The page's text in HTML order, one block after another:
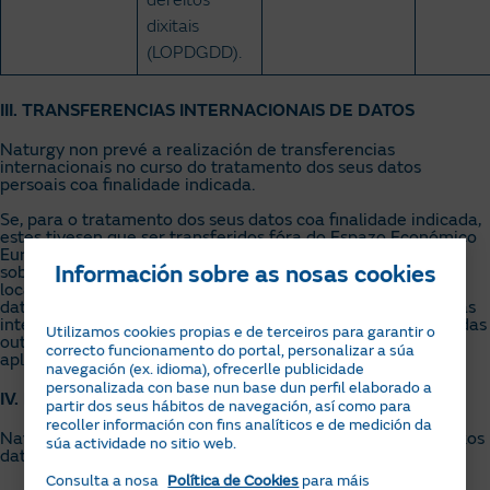
dixitais
(LOPDGDD).
III. TRANSFERENCIAS INTERNACIONAIS DE DATOS
Naturgy non prevé a realización de transferencias
internacionais no curso do tratamento dos seus datos
persoais coa finalidade indicada.
Se, para o tratamento dos seus datos coa finalidade indicada,
estes tivesen que ser transferidos fóra do Espazo Económico
Europeo (EEE), as devanditas transferencias realizaríanse
sobre a base da sinatura coas devanditas compañías
localizadas, fóra do EEE, de cláusulas tipo de protección de
datos adoptadas pola Comisión Europea para transferencias
internacionais, ou ben sobre a base da adopción dalgunha das
outras garantías adecuadas previstas pola normativa
aplicable.
IV. DELEGADO DE PROTECCIÓN DE DATOS
Naturgy designou un Delegado de Protección de Datos, cuxos
datos de contacto son os seguintes:
Información sobre as nosas cookies
Utilizamos cookies propias e de terceiros para garantir o
correcto funcionamento do portal, personalizar a súa
navegación (ex. idioma), ofrecerlle publicidade
personalizada con base nun base dun perfil elaborado a
partir dos seus hábitos de navegación, así como para
recoller información con fins analíticos e de medición da
súa actividade no sitio web.
Consulta a nosa Política de Cookies para máis